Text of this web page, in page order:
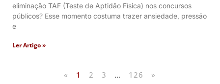
eliminação TAF (Teste de Aptidão Física) nos concursos
públicos? Esse momento costuma trazer ansiedade, pressão
e
Ler Artigo »
« 1 2 3 … 126 »